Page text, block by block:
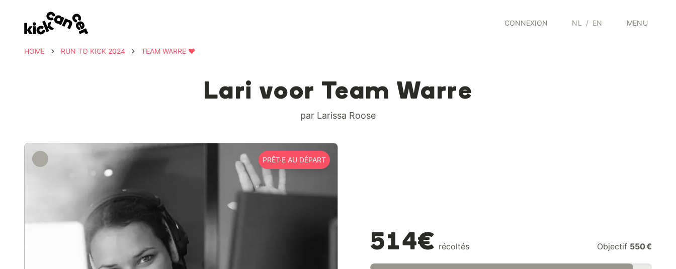
CONNEXION NL / EN MENU
HOME RUN TO KICK 2024 TEAM WARRE ❤️
Lari voor Team Warre
par Larissa Roose
PRÊT·E AU DÉPART
514€ récoltés Objectif 550 €